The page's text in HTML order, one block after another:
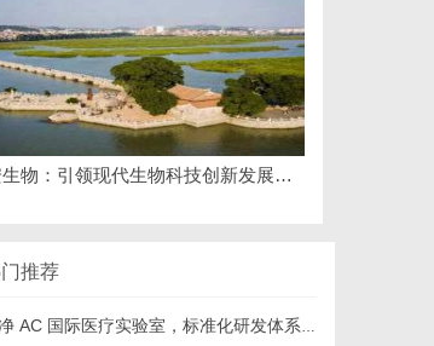
天安生物：引领现代生物科技创新发展的先锋企业
推荐
AC 国际医疗实验室，标准化研发体系全解析